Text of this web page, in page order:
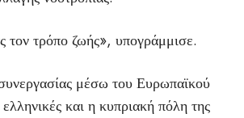
τον τρόπο ζωής», υπογράμμισε.
μέσω του Ευρωπαϊκού
και η κυπριακή πόλη της